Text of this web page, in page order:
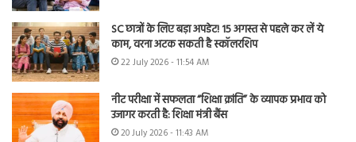
SC छात्रों के लिए बड़ा अपडेट! 15 अगस्त से पहले कर लें ये
काम, वरना अटक सकती है स्कॉलरशिप
22 July 2026 - 11:54 AM
नीट परीक्षा में सफलता “शिक्षा क्रांति” के व्यापक प्रभाव को
उजागर करती है: शिक्षा मंत्री बैंस
20 July 2026 - 11:43 AM